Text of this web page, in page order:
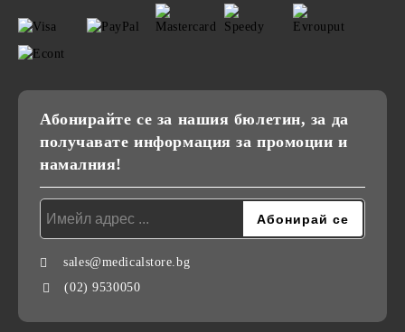
Абонирайте се за нашия бюлетин, за да
получавате информация за промоции и
намалния!
sales@medicalstore.bg
(02) 9530050